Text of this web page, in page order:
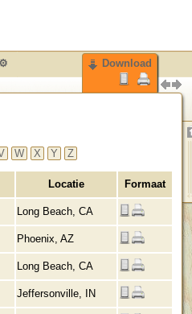
W X Y Z
Locatie
Formaat
Long Beach, CA
Phoenix, AZ
Long Beach, CA
Jeffersonville, IN
Download
⚙